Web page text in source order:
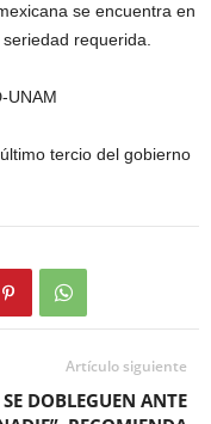
se encuentra en
requerida.
UNAM
tercio del gobierno
Artículo siguiente
DOBLEGUEN ANTE